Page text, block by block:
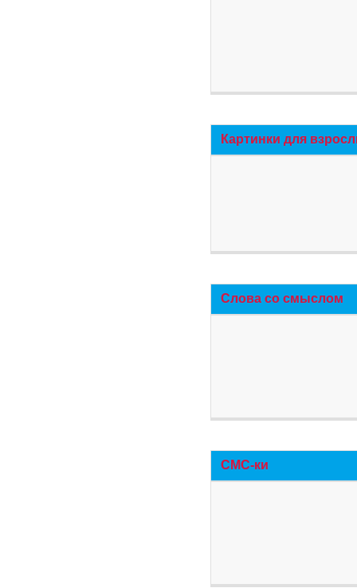
Картинки для
Слова со смыслом
СМС-ки